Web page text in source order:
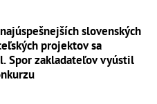
slovenských
projektov sa
Spor zakladateľov vyústil